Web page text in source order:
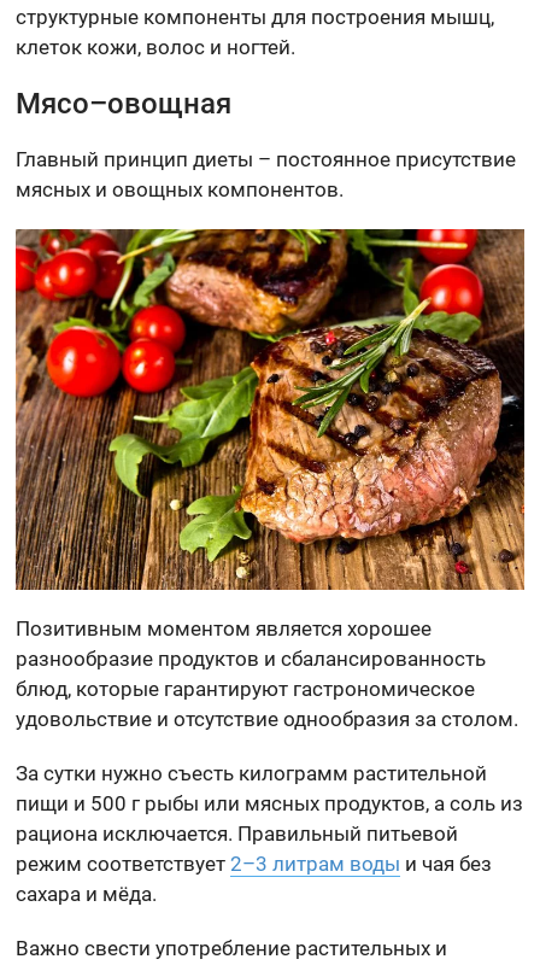
структурные компоненты для построения мышц,
клеток кожи, волос и ногтей.
Мясо–овощная
Главный принцип диеты – постоянное присутствие
мясных и овощных компонентов.
Позитивным моментом является хорошее
разнообразие продуктов и сбалансированность
блюд, которые гарантируют гастрономическое
удовольствие и отсутствие однообразия за столом.
За сутки нужно съесть килограмм растительной
пищи и 500 г рыбы или мясных продуктов, а соль из
рациона исключается. Правильный питьевой
режим соответствует2–3 литрам воды и чая без
сахара и мёда.
Важно свести употребление растительных и